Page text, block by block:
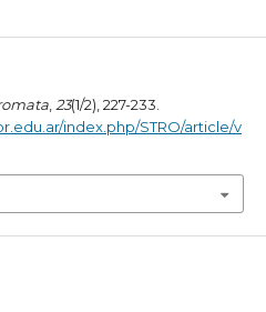
,23(1/2), 227-233.
index.php/STRO/article/v